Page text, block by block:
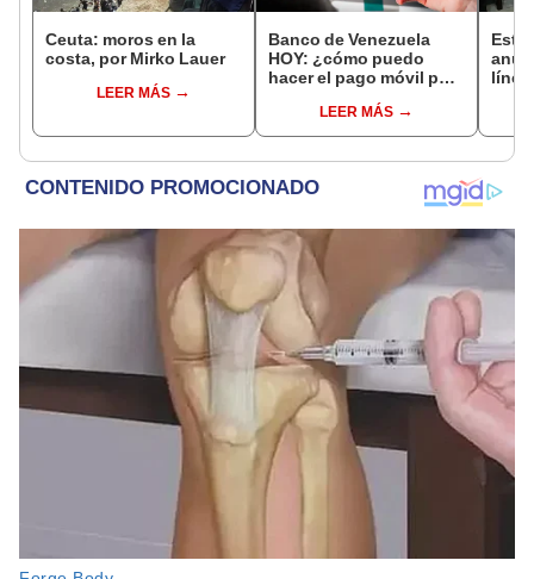
Ceuta: moros en la
costa, por Mirko Lauer
LEER MÁS
Banco de Venezuela
HOY: ¿cómo puedo
hacer el pago móvil por
Guía oficial PASO A
PASO
LEER MÁS
línea